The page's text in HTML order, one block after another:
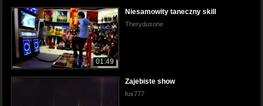
01:49
Niesamowity taneczny skill
Therydusone
Zajebiste show
fux777